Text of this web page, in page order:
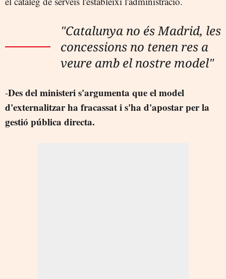
"Catalunya no és Madrid, les
concessions no tenen res a
veure amb el nostre model"
-Des del ministeri s'argumenta que el model
d'externalitzar ha fracassat i s'ha d'apostar per la
gestió pública directa.